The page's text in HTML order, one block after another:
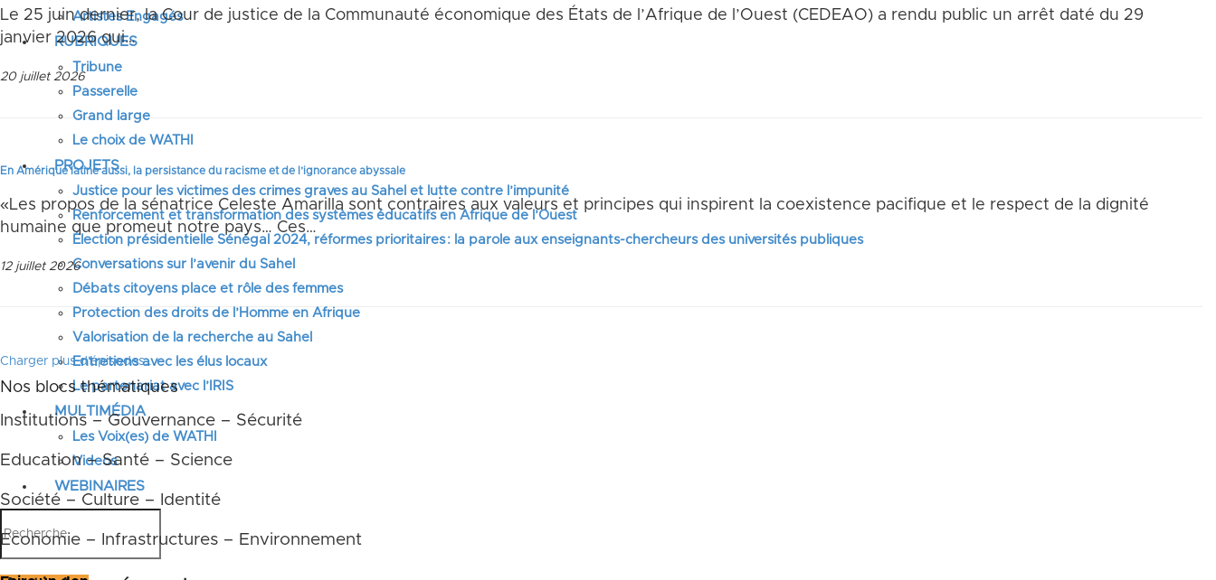
Artistes Engagés
RUBRIQUES
Tribune
Passerelle
Grand large
Le choix de WATHI
PROJETS
Justice pour les victimes des crimes graves au Sahel et lutte contre l’impunité
Renforcement et transformation des systèmes éducatifs en Afrique de l’Ouest
Élection présidentielle Sénégal 2024, réformes prioritaires : la parole aux enseignants-chercheurs des universités publiques
Conversations sur l’avenir du Sahel
Débats citoyens place et rôle des femmes
Protection des droits de l’Homme en Afrique
Valorisation de la recherche au Sahel
Entretiens avec les élus locaux
Le partenariat avec l’IRIS
MULTIMÉDIA
Les Voix(es) de WATHI
Videos
WEBINAIRES
Le 25 juin dernier, la Cour de justice de la Communauté économique des États de l’Afrique de l’Ouest (CEDEAO) a rendu public un arrêt daté du 29
janvier 2026 qui…
20 juillet 2026
En Amérique latine aussi, la persistance du racisme et de l’ignorance abyssale
«Les propos de la sénatrice Celeste Amarilla sont contraires aux valeurs et principes qui inspirent la coexistence pacifique et le respect de la dignité
humaine que promeut notre pays… Ces…
12 juillet 2026
Charger plus d'épisodes...
Nos blocs thématiques
Institutions – Gouvernance – Sécurité
Education – Santé – Science
Société – Culture – Identité
Economie – Infrastructures – Environnement